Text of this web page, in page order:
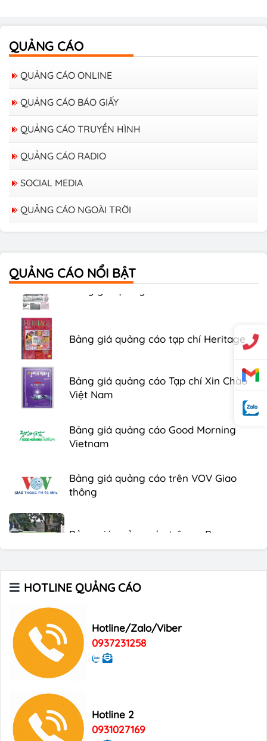
QUẢNG CÁO
QUẢNG CÁO ONLINE
QUẢNG CÁO BÁO GIẤY
QUẢNG CÁO TRUYỀN HÌNH
QUẢNG CÁO RADIO
SOCIAL MEDIA
QUẢNG CÁO NGOÀI TRỜI
QUẢNG CÁO NỔI BẬT
Bảng giá quảng cáo trên xe Bus
Bảng giá quảng cáo Báo Tuổi Trẻ
Bảng giá quảng cáo Tạp chí Xin Chào
Việt Nam
Vietnam
thông
Bảng giá quảng cáo Báo Tuổi Trẻ
Bảng giá quảng cáo tạp chí Heritage
Bảng giá quảng cáo Tạp chí Xin Chào
Bảng giá quảng cáo Good Morning
Vietnam
HOTLINE QUẢNG CÁO
Hotline/Zalo/Viber
0937231258
Hotline 2
0931027169